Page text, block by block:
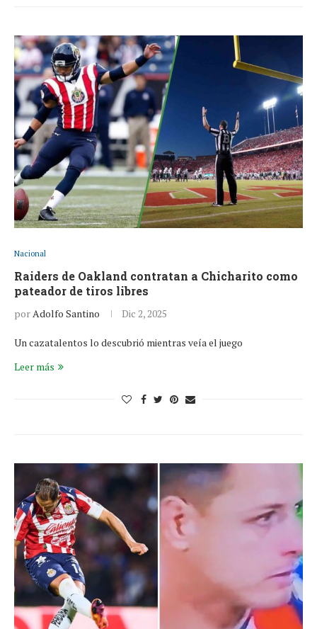
Nacional
Raiders de Oakland contratan a Chicharito como
pateador de tiros libres
porAdolfo Santino Dic 2, 2025
Un cazatalentos lo descubrió mientras veía el juego
Leer más